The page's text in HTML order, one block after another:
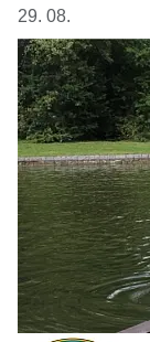
29. 08.